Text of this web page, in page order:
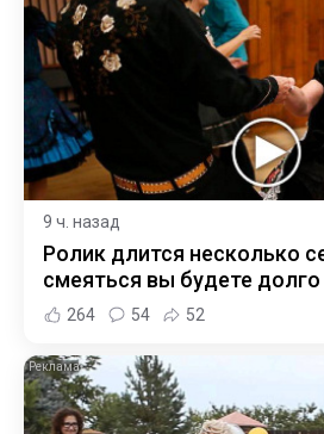
9 ч. назад
Ролик длится несколько
смеяться вы будете долго
264 54 52